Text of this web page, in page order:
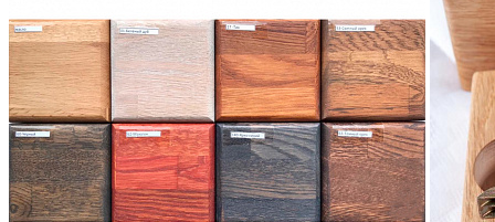
Шкаф 1-дверный для одежды и белья
Шкафы 2-х дверные для одежды и белья
Шкафы 3-х дверные для одежды и белья
Шкафы 4-х дверные для одежды и белья
Шкафы 5-ти дверные для одежды и белья
Шкафы 6-ти дверные для одежды и белья
Шкафы купе для одежды и белья
Шкафы угловые для одежды и белья
Ящики и короба